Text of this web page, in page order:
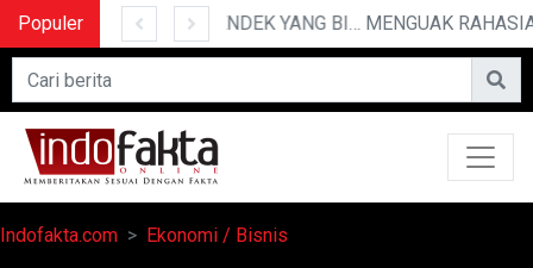
Populer 10 CERITA LUCU PENDEK YANG BIKIN NGAKAK
Indofakta.com Ekonomi / Bisnis